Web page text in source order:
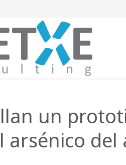
un
arsénico del